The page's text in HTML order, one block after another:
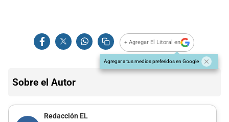
+ Agregar El Litoral en
Agregar a tus medios preferidos en Google
Sobre el Autor
Redacción EL